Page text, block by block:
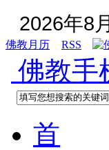
2026年8
佛教月历 RSS
佛教手
首